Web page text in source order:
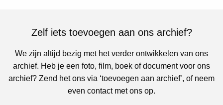
Zelf iets toevoegen aan ons archief?
We zijn altijd bezig met het verder ontwikkelen van ons
archief. Heb je een foto, film, boek of document voor ons
archief? Zend het ons via ‘toevoegen aan archief’, of neem
even contact met ons op.